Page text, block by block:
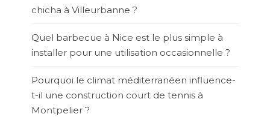
chicha à Villeurbanne ?
Quel barbecue à Nice est le plus simple à
installer pour une utilisation occasionnelle ?
Pourquoi le climat méditerranéen influence-
t-il une construction court de tennis à
Montpelier ?